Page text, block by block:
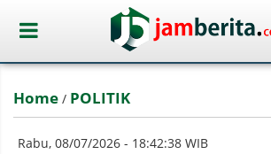
Home / POLITIK
Rabu, 08/07/2026 - 18:42:38 WIB